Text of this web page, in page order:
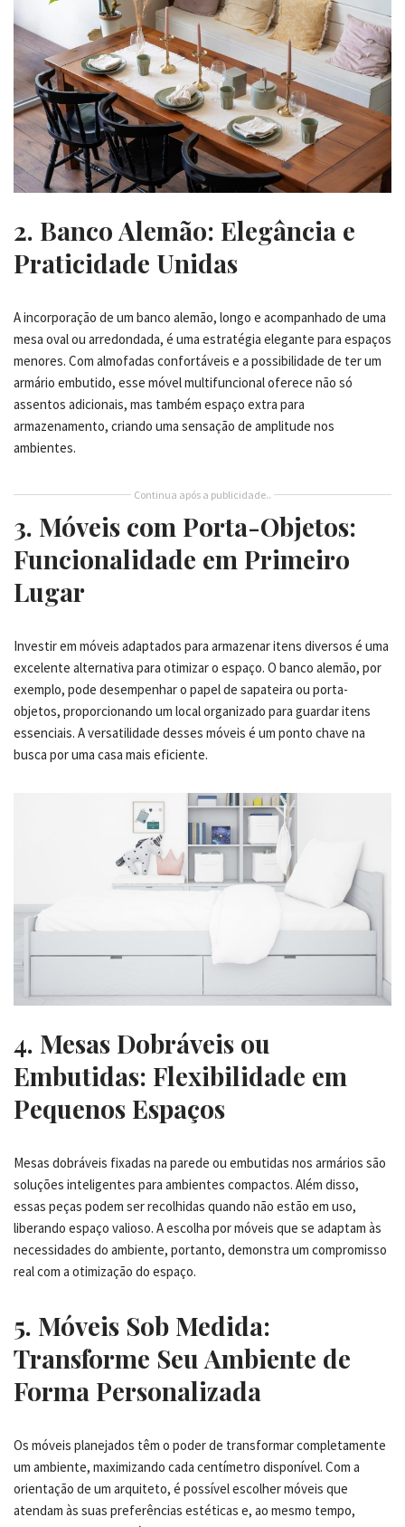
2. Banco Alemão: Elegância e
Praticidade Unidas
A incorporação de um banco alemão, longo e acompanhado de uma
mesa oval ou arredondada, é uma estratégia elegante para espaços
menores. Com almofadas confortáveis e a possibilidade de ter um
armário embutido, esse móvel multifuncional oferece não só
assentos adicionais, mas também espaço extra para
armazenamento, criando uma sensação de amplitude nos
ambientes.
Continua após a publicidade..
3. Móveis com Porta-Objetos:
Funcionalidade em Primeiro
Lugar
Investir em móveis adaptados para armazenar itens diversos é uma
excelente alternativa para otimizar o espaço. O banco alemão, por
exemplo, pode desempenhar o papel de sapateira ou porta-
objetos, proporcionando um local organizado para guardar itens
essenciais. A versatilidade desses móveis é um ponto chave na
busca por uma casa mais eficiente.
4. Mesas Dobráveis ou
Embutidas: Flexibilidade em
Pequenos Espaços
Mesas dobráveis fixadas na parede ou embutidas nos armários são
soluções inteligentes para ambientes compactos. Além disso,
essas peças podem ser recolhidas quando não estão em uso,
liberando espaço valioso. A escolha por móveis que se adaptam às
necessidades do ambiente, portanto, demonstra um compromisso
real com a otimização do espaço.
5. Móveis Sob Medida:
Transforme Seu Ambiente de
Forma Personalizada
Os móveis planejados têm o poder de transformar completamente
um ambiente, maximizando cada centímetro disponível. Com a
orientação de um arquiteto, é possível escolher móveis que
atendam às suas preferências estéticas e, ao mesmo tempo,